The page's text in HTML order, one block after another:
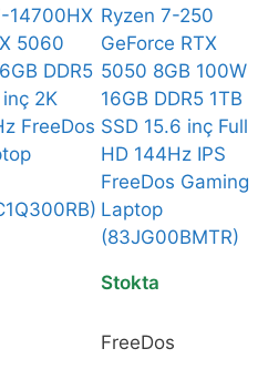
14700HX
5060
DDR5
inç 2K
FreeDos
Ryzen 7-250
GeForce RTX
5050 8GB 100W
16GB DDR5 1TB
SSD 15.6 inç Full
HD 144Hz IPS
FreeDos Gaming
Laptop
(83JG00BMTR)
Stokta
FreeDos